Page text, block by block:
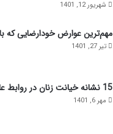
شهریور 12, 1401
مهم‌ترین عوارض خودارضایی که
تیر 27, 1401
15 نشانه خیانت زنان در روابط عاشقانه و زناشویی
مهر 6, 1401